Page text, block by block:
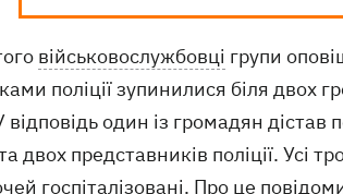
військовослужбовці групи
поліції зупинилися біля двох
відповідь один із громадян
двох представників поліції. Усі
госпіталізовані. Про це